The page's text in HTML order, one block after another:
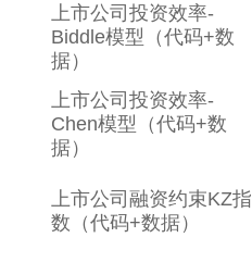
上市公司投资效率-
Biddle模型（代码+数
据）
上市公司投资效率-
Chen模型（代码+数
据）
上市公司融资约束KZ指
数（代码+数据）